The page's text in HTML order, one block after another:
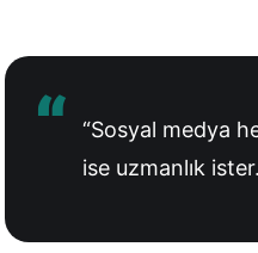
“Sosyal medya
ise uzmanlık